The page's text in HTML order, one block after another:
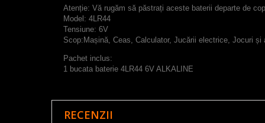
Atenție: Vă rugăm să păstrați aceste baterii departe de
Model: 4LR44
Tensiune: 6V
Scop: Mașină, Ceas, Calculator, Jucării electrice, Jocuri și
Pachet inclus:
1 bucata baterie 4LR44 6V ALKALINE
RECENZII